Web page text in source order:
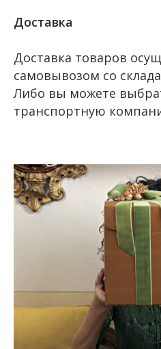
Доставка
Доставка товаров
самовывозом со
Либо вы можете
транспортную